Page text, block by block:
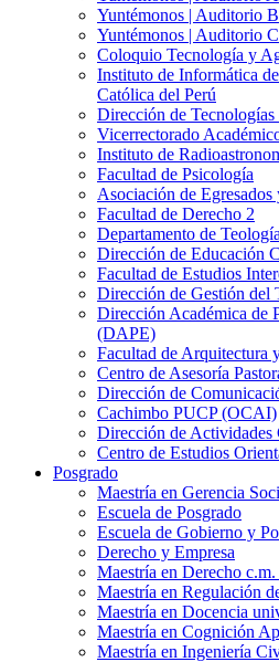
Yuntémonos | Auditorio B
Yuntémonos | Auditorio C
Coloquio Tecnología y
Instituto de Informática
Católica del Perú
Dirección de
Vicerrectorado
Instituto de
Facultad de Psicología
Asociación de Egresados
Facultad de Derecho 2
Departamento de Teología
Dirección de Educación
Facultad de Estudios
Dirección de Gestión
Dirección Académica de
(DAPE)
Facultad de Arquitectura
Centro de Asesoría
Dirección de
Cachimbo PUCP (OCAI)
Dirección de Actividades
Centro de Estudios
Posgrado
Maestría en Gerencia
Escuela de Posgrado
Escuela de Gobierno y
Derecho y Empresa
Maestría en Derecho
Maestría en Regulación
Maestría en Docencia
Maestría en Cognición
Maestría en Ingeniería